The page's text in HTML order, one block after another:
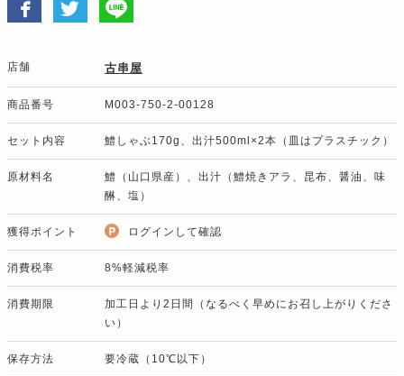
店舗 古串屋
商品番号 M003-750-2-00128
セット内容 鱧しゃぶ170g、出汁500ml×2本（皿はプラスチック）
原材料名
鱧（山口県産）、出汁（鱧焼きアラ、昆布、醤油、味
醂、塩）
獲得ポイント ログインして確認
消費税率 8%軽減税率
消費期限
加工日より2日間（なるべく早めにお召し上がりくださ
い）
保存方法 要冷蔵（10℃以下）